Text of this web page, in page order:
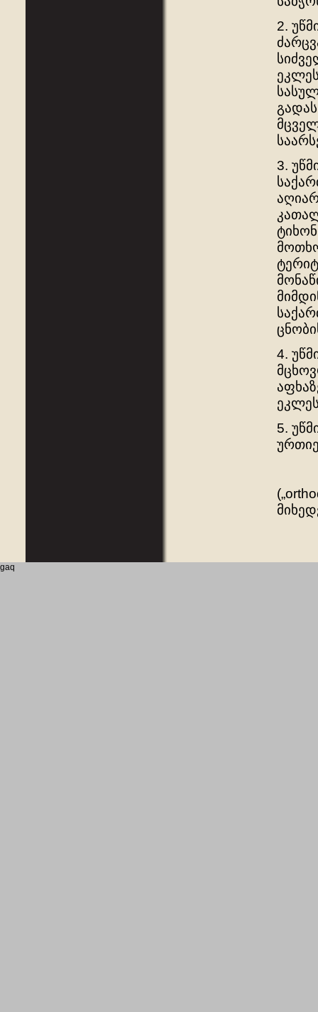
2.
3.
4.
5.
gaq